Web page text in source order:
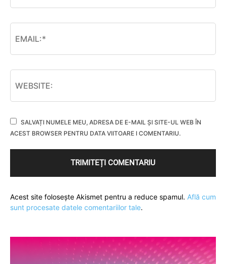
SALVAȚI NUMELE MEU, ADRESA DE E-MAIL ȘI SITE-UL WEB ÎN
ACEST BROWSER PENTRU DATA VIITOARE I COMENTARIU.
Acest site folosește Akismet pentru a reduce spamul. Află cum
sunt procesate datele comentariilor tale.